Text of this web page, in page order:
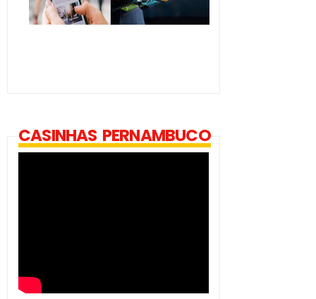
CASINHAS PERNAMBUCO